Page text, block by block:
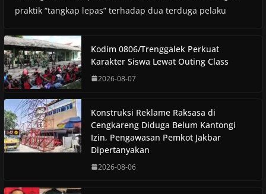
praktik “tangkap lepas” terhadap dua terduga pelaku
Kodim 0806/Trenggalek Perkuat
Karakter Siswa Lewat Outing Class
2026-08-07
Konstruksi Reklame Raksasa di
Cengkareng Diduga Belum Kantongi
Izin, Pengawasan Pemkot Jakbar
Dipertanyakan
2026-08-06